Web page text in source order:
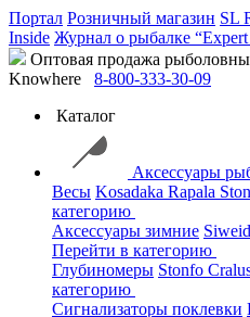
Портал Розничный магазин SL
Inside Журнал о рыбалке
Оптовая продажа
Knowhere
8-800-333-30-09
Каталог
Аксессуары
Весы Kosadaka Rapala
категорию
Аксессуары зимние
Перейти в категорию
Глубиномеры Stonfo
категорию
Сигнализаторы поклевки